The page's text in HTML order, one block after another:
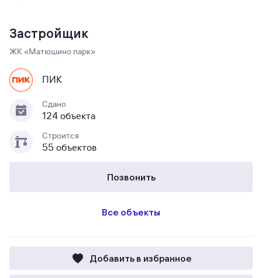
Застройщик
ЖК «Матюшино парк»
ПИК
Сдано
124 объекта
Строится
55 объектов
Позвонить
Все объекты
Добавить в избранное